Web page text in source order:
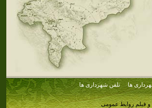
ها تلفن شهرداری ها
فیلم روابط عمومی